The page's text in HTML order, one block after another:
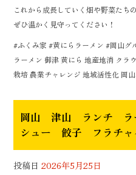
これから成長していく畑や野菜たち
ぜひ温かく見守ってください！
#ふくみ家 #黄にらラーメン #岡山グ
ラーメン 御津 黄にら 地産地消 ク
栽培 農業チャレンジ 地域活性化 岡
岡山 津山 ランチ ラ
シュー 餃子 フラチャ
投稿日 2026年5月25日